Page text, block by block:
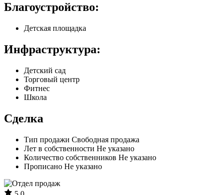
Благоустройство:
Детская площадка
Инфраструктура:
Детский сад
Торговый центр
Фитнес
Школа
Сделка
Тип продажи Свободная продажа
Лет в собственности Не указано
Количество собственников Не указано
Прописано Не указано